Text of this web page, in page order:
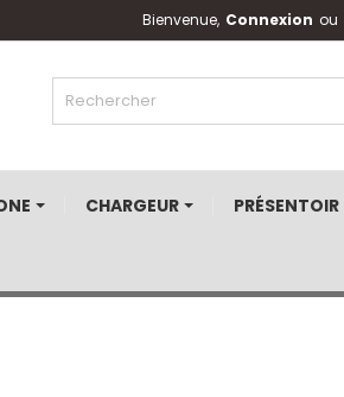
Bienvenue, Connexion ou
CHARGEUR PRÉSENTOIR